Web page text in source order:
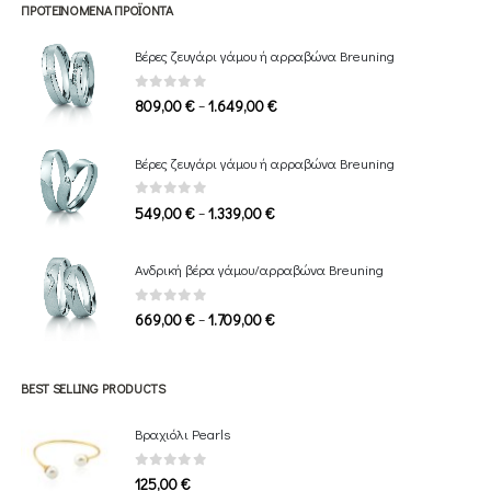
ΠΡΟΤΕΙΝΌΜΕΝΑ ΠΡΟΪΌΝΤΑ
Βέρες ζευγάρι γάμου ή αρραβώνα Breuning
0out of 5
809,00€–1.649,00€Price
through
Βέρες ζευγάρι γάμου ή αρραβώνα Breuning
0 out of 5
549,00€–1.339,00€Price
through
Ανδρική βέρα γάμου/αρραβώνα Breuning
0 out of 5
669,00€–1.709,00€Price
BEST SELLING PRODUCTS
Βραχιόλι Pearls
0out of 5
125,00€